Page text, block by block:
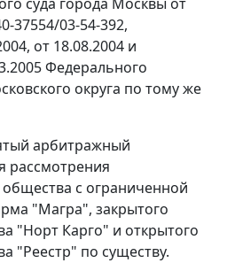
суда города Москвы от
37554/03-54-392,
от 18.08.2004 и
Федерального
округа по тому же
арбитражный
рассмотрения
с ограниченной
"Магра", закрытого
"Норт Карго" и открытого
"Реестр" по существу.